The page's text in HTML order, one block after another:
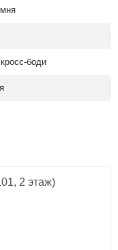
боди
2 этаж)